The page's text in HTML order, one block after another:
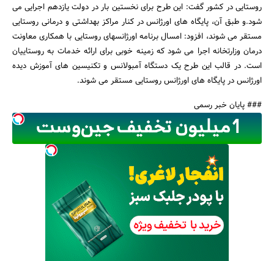
روستایی در کشور گفت: این طرح برای نخستین بار در دولت یازدهم اجرایی می
شود.و طبق آن، پایگاه های اورژانس در کنار مراکز بهداشتی و درمانی روستایی
مستقر می شوند، افزود: امسال برنامه اورژانسهای روستایی با همکاری معاونت
درمان وزارتخانه اجرا می شود که زمینه خوبی برای ارائه خدمات به روستاییان
است. در قالب این طرح یک دستگاه آمبولانس و تکنیسین های آموزش دیده
اورژانس در پایگاه های اورژانس روستایی مستقر می شوند.
### پایان خبر رسمی